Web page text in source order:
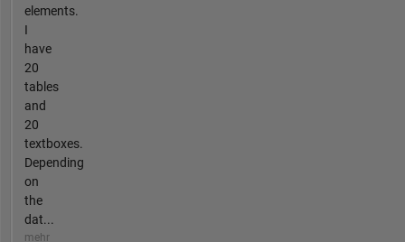
elements.
I
have
20
tables
and
20
textboxes.
Depending
on
the
dat...
mehr